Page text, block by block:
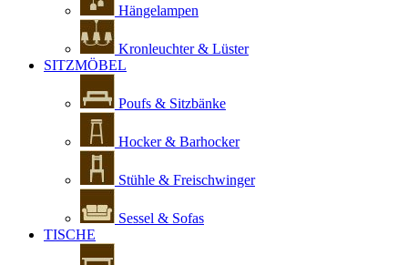
Hängelampen
Kronleuchter & Lüster
SITZMÖBEL
Poufs & Sitzbänke
Hocker & Barhocker
Stühle & Freischwinger
Sessel & Sofas
TISCHE